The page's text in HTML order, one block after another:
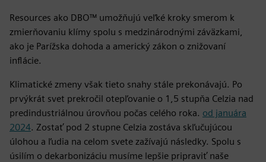
Resources ako DBO™ umožňujú veľké kroky smerom k
zmierňovaniu klímy spolu s medzinárodnými záväzkami,
ako je Parížska dohoda a americký zákon o znižovaní
inflácie.
Klimatické zmeny však tieto snahy stále prekonávajú. Po
prvýkrát svet prekročil otepľovanie o 1,5 stupňa Celzia nad
predindustriálnou úrovňou počas celého roka. od januára
2024. Zostať pod 2 stupne Celzia zostáva skľučujúcou
úlohou a ľudia na celom svete zažívajú následky. Spolu s
úsilím o dekarbonizáciu musíme lepšie pripraviť naše